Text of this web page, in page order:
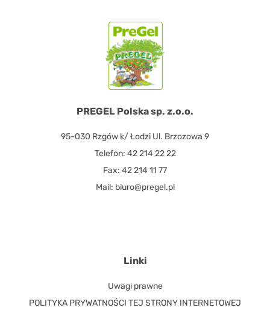
PREGEL Polska sp. z.o.o.
95-030 Rzgów k/ Łodzi Ul. Brzozowa 9
Telefon: 42 214 22 22
Fax: 42 214 11 77
Mail: biuro@pregel.pl
Linki
Uwagi prawne
POLITYKA PRYWATNOŚCI TEJ STRONY INTERNETOWEJ